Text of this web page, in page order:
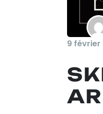
9 février